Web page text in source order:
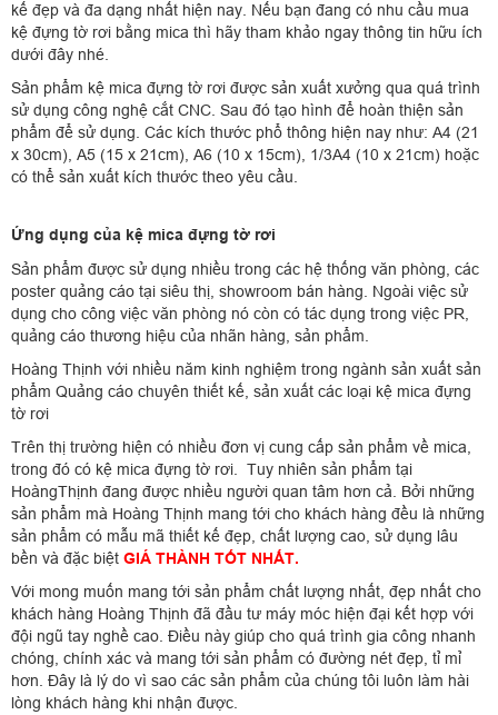
kế đẹp và đa dạng nhất hiện nay. Nếu bạn đang có nhu cầu mua
kệ đựng tờ rơi bằng mica thì hãy tham khảo ngay thông tin hữu ích
dưới đây nhé.
Sản phẩm kệ mica đựng tờ rơi được sản xuất xưởng qua quá trình
sử dụng công nghệ cắt CNC. Sau đó tạo hình để hoàn thiện sản
phẩm để sử dụng. Các kích thước phổ thông hiện nay như: A4 (21
x 30cm), A5 (15 x 21cm), A6 (10 x 15cm), 1/3A4 (10 x 21cm) hoặc
có thể sản xuất kích thước theo yêu cầu.
Ứng dụng của kệ mica đựng tờ rơi
Sản phẩm được sử dụng nhiều trong các hệ thống văn phòng, các
poster quảng cáo tại siêu thị, showroom bán hàng. Ngoài việc sử
dụng cho công việc văn phòng nó còn có tác dụng trong việc PR,
quảng cáo thương hiệu của nhãn hàng, sản phẩm.
Hoàng Thịnh với nhiều năm kinh nghiệm trong ngành sản xuất sản
phẩm Quảng cáo chuyên thiết kế, sản xuất các loại kệ mica đựng
tờ rơi
Trên thị trường hiện có nhiều đơn vị cung cấp sản phẩm về mica,
trong đó có kệ mica đựng tờ rơi. Tuy nhiên sản phẩm tại
HoàngThịnh đang được nhiều người quan tâm hơn cả. Bởi những
sản phẩm mà Hoàng Thịnh mang tới cho khách hàng đều là những
sản phẩm có mẫu mã thiết kế đẹp, chất lượng cao, sử dụng lâu
bền và đặc biệt GIÁ THÀNH TỐT NHẤT.
Với mong muốn mang tới sản phẩm chất lượng nhất, đẹp nhất cho
khách hàng Hoàng Thịnh đã đầu tư máy móc hiện đại kết hợp với
đội ngũ tay nghề cao. Điều này giúp cho quá trình gia công nhanh
chóng, chính xác và mang tới sản phẩm có đường nét đẹp, tỉ mỉ
hơn. Đây là lý do vì sao các sản phẩm của chúng tôi luôn làm hài
lòng khách hàng khi nhận được.